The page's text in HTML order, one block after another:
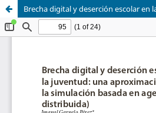
Brecha digital y deserción escolar en